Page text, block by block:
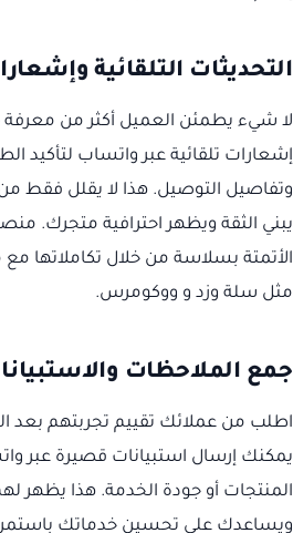
التحديثات التلقائية
لا شيء يطمئن العميل أكثر من معرفة
إشعارات تلقائية عبر واتساب لتأكيد
وتفاصيل التوصيل. هذا لا يقلل فقط
الأتمتة بسلاسة من خلال تكاملاتها مع
مثل سلة وزد و ووكومرس.
جمع الملاحظات
اطلب من عملائك تقييم تجربتهم بعد
يمكنك إرسال استبيانات قصيرة عبر
المنتجات أو جودة الخدمة. هذا يظهر
ويساعدك على تحسين خدماتك